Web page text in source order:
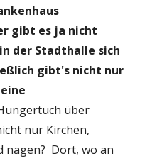
gibt es ja nicht
der Stadthalle sich
gibt's nicht nur
über
nur Kirchen,
nagen? Dort, wo an